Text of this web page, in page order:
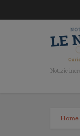
Notizie
Home